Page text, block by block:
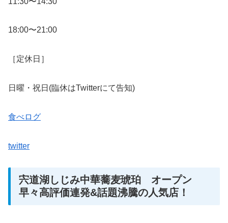
18:00〜21:00
［定休日］
日曜・祝日(臨休はTwitterにて告知)
食べログ
twitter
宍道湖しじみ中華蕎麦琥珀 オープン
早々高評価連発&話題沸騰の人気店！